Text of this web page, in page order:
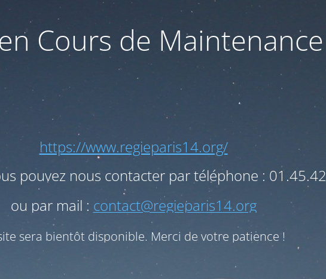
Cours de Maintenance
https://www.regieparis14.org/
pouvez nous contacter par téléphone :
ou par mail : contact@regieparis14.org
sera bientôt disponible. Merci de votre patience !